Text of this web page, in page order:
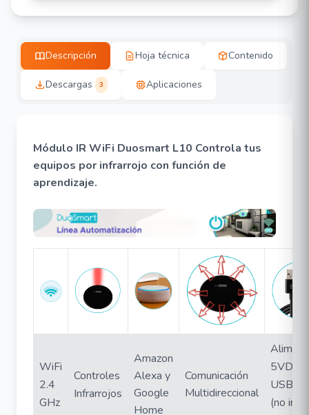
Descripción Hoja técnica Contenido
Descargas 3 Aplicaciones
Módulo IR WiFi Duosmart L10 Controla tus
equipos por infrarrojo con función de
aprendizaje.
WiFi
2.4
GHz
Controles
Infrarrojos
Amazon
Alexa y
Google
Home
Comunicación
Multidireccional
5VDC
USB
(no